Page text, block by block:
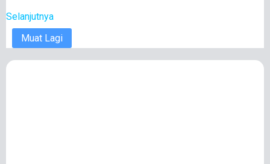
Selanjutnya
Muat Lagi